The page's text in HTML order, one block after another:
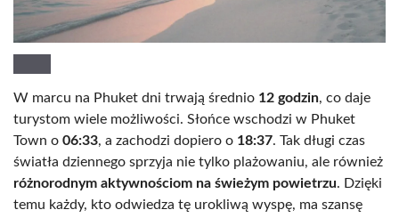
W marcu na Phuket dni trwają średnio 12 godzin, co daje
turystom wiele możliwości. Słońce wschodzi w Phuket
Town o 06:33, a zachodzi dopiero o 18:37. Tak długi czas
światła dziennego sprzyja nie tylko plażowaniu, ale również
różnorodnym aktywnościom na świeżym powietrzu. Dzięki
temu każdy, kto odwiedza tę urokliwą wyspę, ma szansę